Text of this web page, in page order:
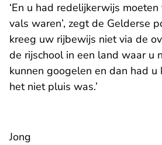
‘En u had redelijkerwijs
vals waren’, zegt de Gelderse
kreeg uw rijbewijs niet via de
de rijschool in een land waar u
kunnen googelen en dan had u
het niet pluis was.’
Jong